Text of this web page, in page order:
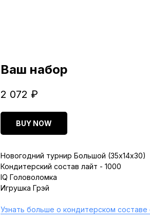
Ваш набор
2 072 ₽
BUY NOW
Новогодний турнир Большой (35х14х30)
Кондитерский состав лайт - 1000
IQ Головоломка
Игрушка Грэй
Узнать больше о кондитерском составе